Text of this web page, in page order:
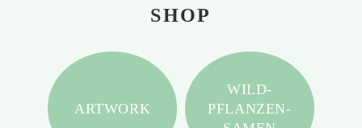
SHOP
ARTWORK
WILD-
PFLANZEN-